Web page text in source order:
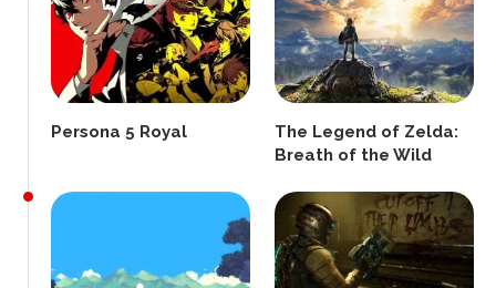
Persona 5 Royal
The Legend of Zelda:
Breath of the Wild